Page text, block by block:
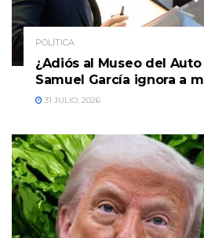
POLÍTICA
¿Adiós al Museo del
Samuel García ignora a
31 JULIO, 2026